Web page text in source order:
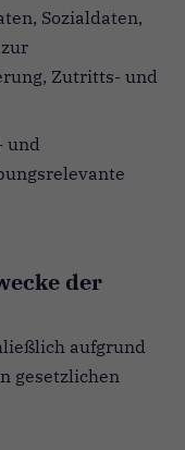
Sozialdaten,
Zutritts- und
und
der
aufgrund
gesetzlichen